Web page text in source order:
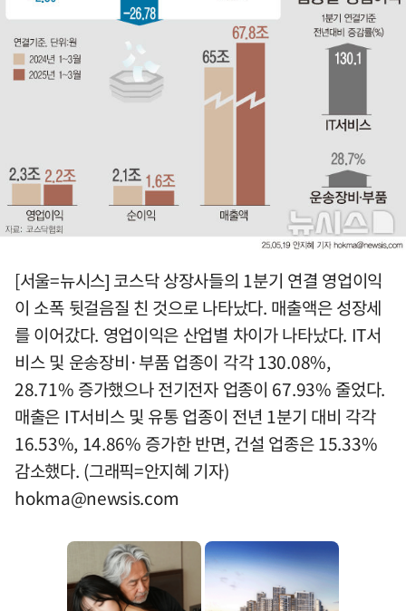
[서울=뉴시스] 코스닥 상장사들의 1분기 연결 영업이익
이 소폭 뒷걸음질 친 것으로 나타났다. 매출액은 성장세
를 이어갔다. 영업이익은 산업별 차이가 나타났다. IT서
비스 및 운송장비·부품 업종이 각각 130.08%,
28.71% 증가했으나 전기전자 업종이 67.93% 줄었다.
매출은 IT서비스 및 유통 업종이 전년 1분기 대비 각각
16.53%, 14.86% 증가한 반면, 건설 업종은 15.33%
감소했다. (그래픽=안지혜 기자)
hokma@newsis.com